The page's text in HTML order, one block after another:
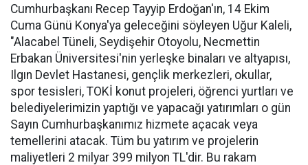
Cumhurbaşkanı Recep Tayyip Erdoğan'ın, 14 Ekim
Cuma Günü Konya'ya geleceğini söyleyen Uğur Kaleli,
"Alacabel Tüneli, Seydişehir Otoyolu, Necmettin
Erbakan Üniversitesi'nin yerleşke binaları ve altyapısı,
Ilgın Devlet Hastanesi, gençlik merkezleri, okullar,
spor tesisleri, TOKİ konut projeleri, öğrenci yurtları ve
belediyelerimizin yaptığı ve yapacağı yatırımları o gün
Sayın Cumhurbaşkanımız hizmete açacak veya
temellerini atacak. Tüm bu yatırım ve projelerin
maliyetleri 2 milyar 399 milyon TL'dir. Bu rakam